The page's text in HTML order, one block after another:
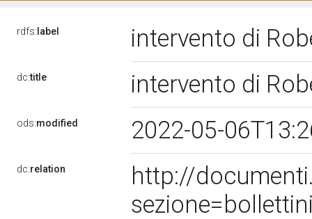
rdfs: label intervento di
dc:title intervento di
ods:modified 2022-05-
dc:relation
http://